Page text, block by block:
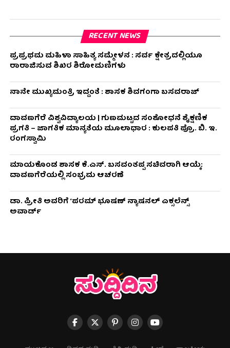
RECENT NEWS
ಪ್ರಪ್ರಥಮ ಮಹಿಳಾ ಸಾಹಿತ್ಯ ಸಮ್ಮೇಳನ : ಸರ್ವ ಕ್ಷೇತ್ರದಲ್ಲಿಯೂ
ರಾರಾಜಿಸುವ ಶಿಖರ ಶಿರೋಮಣಿಗಳು
ನಾನೇ ಮುಖ್ಯಮಂತ್ರಿ ಇದ್ದಂತೆ : ಶಾಸಕ ಶಿವಗಂಗಾ ಬಸವರಾಜ್
ದಾವಣಗೆರೆ ವಿಶ್ವವಿದ್ಯಾಲಯ | ಗುಣಮಟ್ಟದ ಸಂಶೋಧನೆ ಶೈಕ್ಷಣಿಕ
ಪ್ರಗತಿ – ಜಾಗತಿಕ ಮಾನ್ಯತೆಯ ಮೂಲಾಧಾರ : ಕುಲಪತಿ ಪ್ರೊ. ಬಿ. ಇ.
ರಂಗಸ್ವಾಮಿ
ಮಾಯಕೊಂಡ ಶಾಸಕ ಕೆ.ಎಸ್. ಬಸವಂತಪ್ಪ ಸಚಿವರಾಗಿ ಆಯ್ಕೆ:
ದಾವಣಗೆರೆಯಲ್ಲಿ ಸಂಭ್ರಮ ಆಚರಣೆ
ಡಾ. ಪ್ರೀತಿ ಅವರಿಗೆ ‘ಪರಮ್ ಭೂಷಣ್ ನ್ಯಾಷನಲ್ ಎಕ್ಸಲೆನ್ಸ್
ಅವಾರ್ಡ್